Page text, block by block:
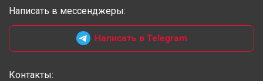
Написать в мессенджеры:
Написать в Telegram
Контакты: